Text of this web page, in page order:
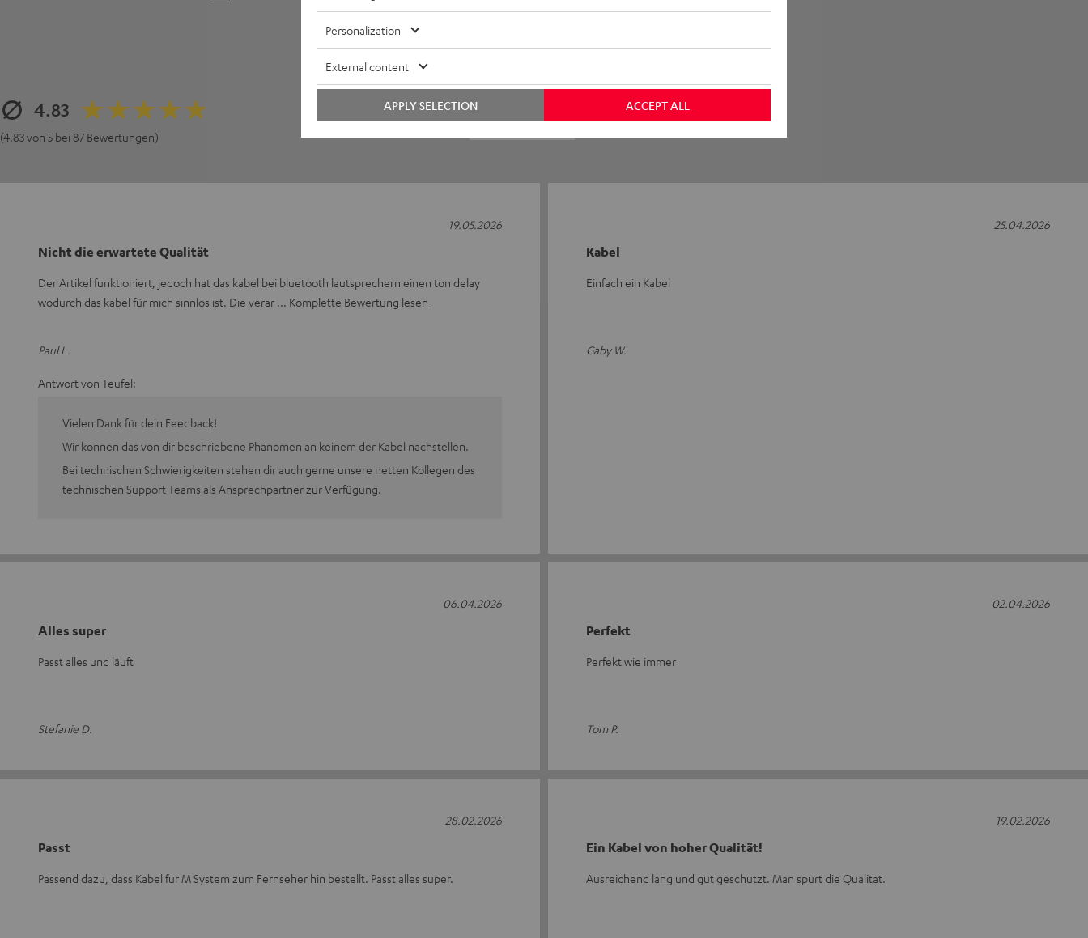
4.83
(4.83 von 5 bei 87 Bewertungen)
2
Nicht die erwartete Qualität
Der Artikel funktioniert, jedoch hat das kabel bei bluetooth lautsprechern einen ton delay
wodurch das kabel für mich sinnlos ist. Die verar
Komplette Bewertung lesen
Paul L.
19.05.2026
Antwort von Teufel:
Vielen Dank für dein Feedback!
Wir können das von dir beschriebene Phänomen an keinem der Kabel nachstellen.
Bei technischen Schwierigkeiten stehen dir auch gerne unsere netten Kollegen des
technischen Support Teams als Ansprechpartner zur Verfügung.
Kabel
Einfach ein Kabel
Gaby W.
25.04.2026
Alles super
Passt alles und läuft
Stefanie D.
06.04.2026
Perfekt
Perfekt wie immer
Tom P.
02.04.2026
Passt
Passend dazu, dass Kabel für M System zum Fernseher hin bestellt. Passt alles super.
28.02.2026
Ein Kabel von hoher Qualität!
Ausreichend lang und gut geschützt. Man spürt die Qualität.
19.02.2026
Personalization
External content
ACCEPT ALL
APPLY SELECTION